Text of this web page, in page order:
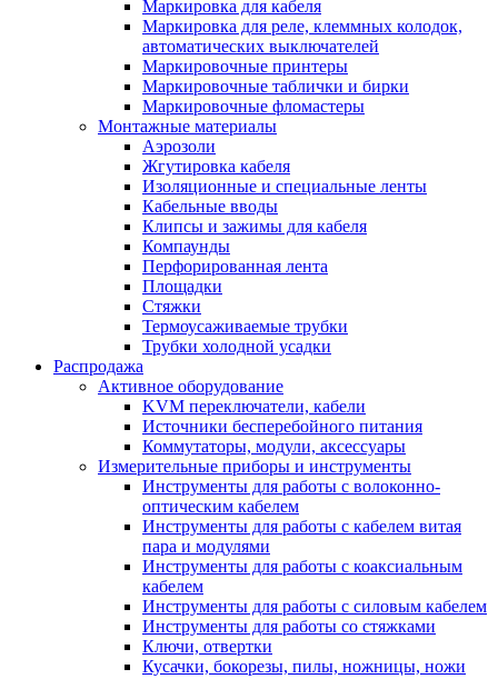
Маркировка для кабеля
Маркировка для реле, клеммных колодок,
автоматических выключателей
Маркировочные принтеры
Маркировочные таблички и бирки
Маркировочные фломастеры
Монтажные материалы
Аэрозоли
Жгутировка кабеля
Изоляционные и специальные ленты
Кабельные вводы
Клипсы и зажимы для кабеля
Компаунды
Перфорированная лента
Площадки
Стяжки
Термоусаживаемые трубки
Трубки холодной усадки
Распродажа
Активное оборудование
KVM переключатели, кабели
Источники бесперебойного питания
Коммутаторы, модули, аксессуары
Измерительные приборы и инструменты
Инструменты для работы с волоконно-
оптическим кабелем
Инструменты для работы с кабелем витая
пара и модулями
Инструменты для работы с коаксиальным
кабелем
Инструменты для работы с силовым кабелем
Инструменты для работы со стяжками
Ключи, отвертки
Кусачки, бокорезы, пилы, ножницы, ножи